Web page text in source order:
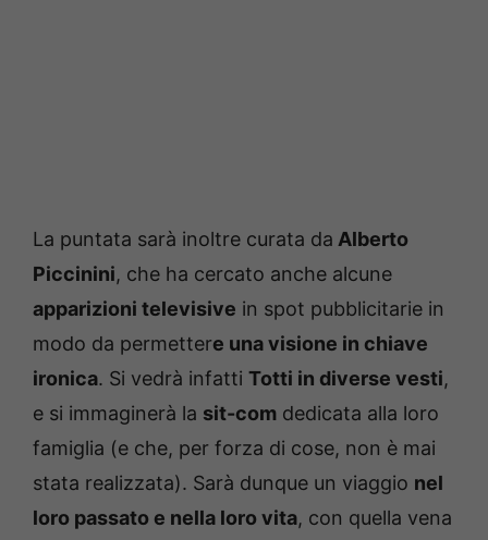
La puntata sarà inoltre curata da Alberto
Piccinini, che ha cercato anche alcune
apparizioni televisive in spot pubblicitarie in
modo da permettere una visione in chiave
ironica. Si vedrà infatti Totti in diverse vesti,
e si immaginerà la sit-com dedicata alla loro
famiglia (e che, per forza di cose, non è mai
stata realizzata). Sarà dunque un viaggio nel
loro passato e nella loro vita, con quella vena